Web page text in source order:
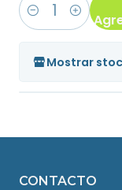
Cantidad
Mostrar
CONTACTO